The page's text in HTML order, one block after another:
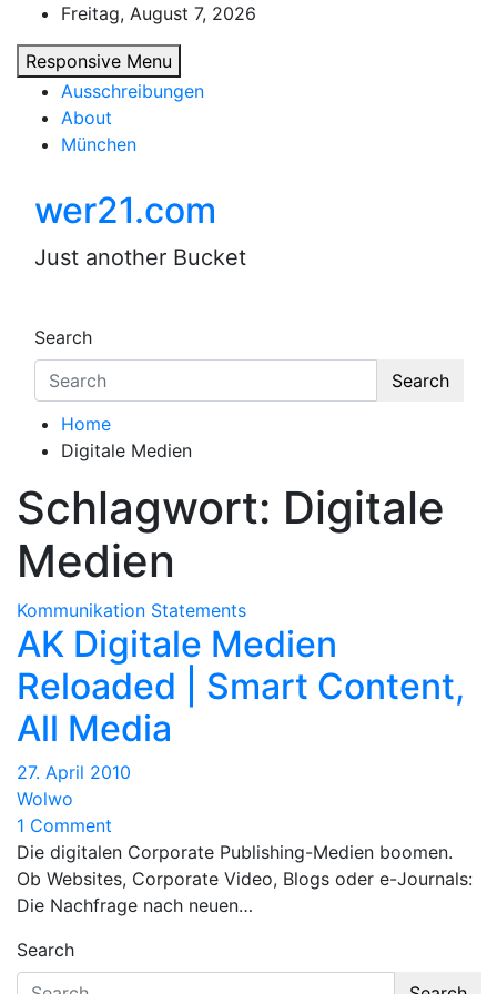
content
Freitag, August 7, 2026
Responsive Menu
Ausschreibungen
About
München
wer21.com
Just another Bucket
Search
Search
Home
Digitale Medien
Schlagwort: Digitale
Medien
Kommunikation Statements
AK Digitale Medien
Reloaded | Smart Content,
All Media
27. April 2010
Wolwo
1 Comment
Die digitalen Corporate Publishing-Medien boomen.
Ob Websites, Corporate Video, Blogs oder e-Journals:
Die Nachfrage nach neuen…
Search